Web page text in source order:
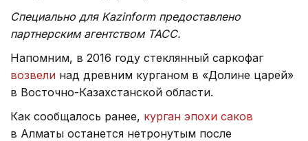
Специально для Kazinform предоставлено
партнерским агентством ТАСС.
Напомним, в 2016 году стеклянный саркофаг
возвели над древним курганом в «Долине царей»
в Восточно-Казахстанской области.
Как сообщалось ранее, курган эпохи саков
в Алматы останется нетронутым после